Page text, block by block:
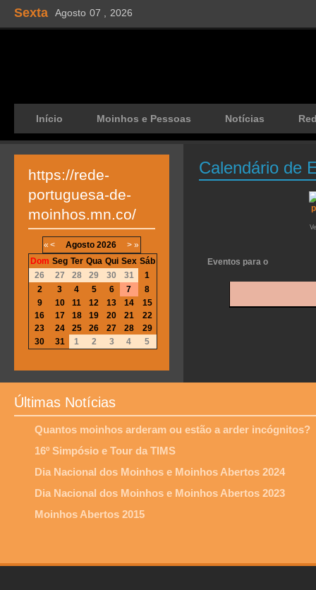
Sexta Agosto 07 , 2026
Início Moinhos e Pessoas Notícias
Calendário de
Eventos para o
https://rede-
portuguesa-de-
moinhos.mn.co/
« < Agosto 2026 > »
Dom Seg Ter Qua Qui Sex Sáb
26
27 28 29 30 31
1
2
3 4 5 6 7
8
9
10 11 12 13 14
15
16
17 18 19 20 21
22
23
24 25 26 27 28
29
30
31 1 2 3 4 5
Últimas Notícias
Quantos moinhos arderam ou estão a arder incógnitos?
16º Simpósio e Tour da TIMS
Dia Nacional dos Moinhos e Moinhos Abertos 2024
Dia Nacional dos Moinhos e Moinhos Abertos 2023
Moinhos Abertos 2015